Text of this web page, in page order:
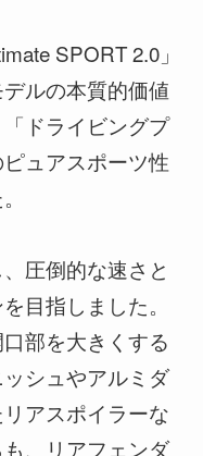
SPORT 2.0」
ルの本質的価値
ドライビングプ
ュアスポーツ性
圧倒的な速さと
目指しました。
部を大きくする
シュやアルミダ
アスポイラーな
、リアフェンダ